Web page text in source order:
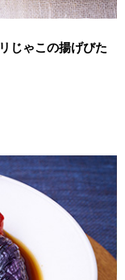
じゃこの揚げびた